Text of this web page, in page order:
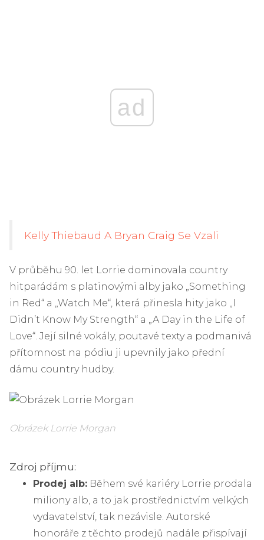
ad
Kelly Thiebaud A Bryan Craig Se Vzali
V průběhu 90. let Lorrie dominovala country
hitparádám s platinovými alby jako „Something
in Red“ a „Watch Me“, která přinesla hity jako „I
Didn’t Know My Strength“ a „A Day in the Life of
Love“. Její silné vokály, poutavé texty a podmanivá
přítomnost na pódiu ji upevnily jako přední
dámu country hudby.
Obrázek Lorrie Morgan
Zdroj příjmu:
Prodej alb: Během své kariéry Lorrie prodala
miliony alb, a to jak prostřednictvím velkých
vydavatelství, tak nezávisle. Autorské
honoráře z těchto prodejů nadále přispívají